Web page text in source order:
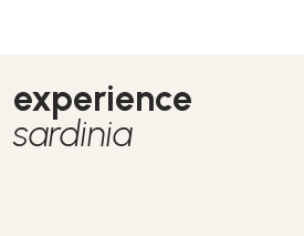
experience
sardinia